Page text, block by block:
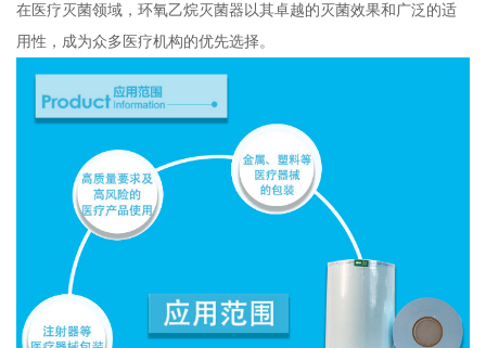
在医疗灭菌领域，环氧乙烷灭菌器以其卓越的灭菌效果和广泛的适
用性，成为众多医疗机构的优先选择。